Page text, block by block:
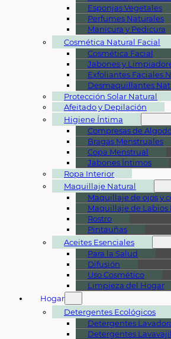
Esponjas Vegetales
Perfumes Naturales
Manicura y Pedicura
Cosmética Natural Facial
Cosmética Facial
Jabones y
Exfoliantes Faciales
Desmaquillantes
Protección Solar Natural
Afeitado y Depilación
Higiene Íntima
Compresas de
Bragas Menstruales
Copa Menstrual
Jabones Íntimos
Ropa Interior
Maquillaje Natural
Maquillaje de ojos y
Maquillaje de Labios
Rostro
Pintauñas
Aceites Esenciales
Para la Salud
Difusión
Uso Cosmético
Limpieza del Hogar
Hogar
Detergentes Ecológicos
Detergentes
Detergentes